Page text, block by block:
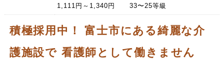
1,111円～1,340円 33〜25等級
積極採用中！ 富士市にある綺麗な介
護施設で 看護師として働きません